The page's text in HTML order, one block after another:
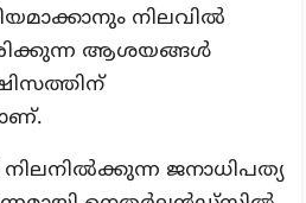
നിലവിൽ
ആശയങ്ങൾ
ജനാധിപത്യ